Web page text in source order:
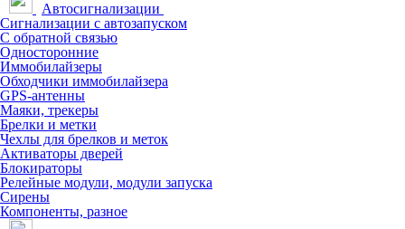
Автосигнализации
Сигнализации с автозапуском
С обратной связью
Односторонние
Иммобилайзеры
Обходчики иммобилайзера
GPS-антенны
Маяки, трекеры
Брелки и метки
Чехлы для брелков и меток
Активаторы дверей
Блокираторы
Релейные модули, модули запуска
Сирены
Компоненты, разное